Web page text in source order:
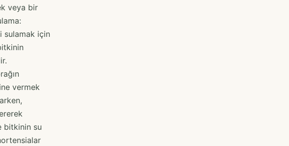
veya bir
sulamak için
vermek
bitkinin su